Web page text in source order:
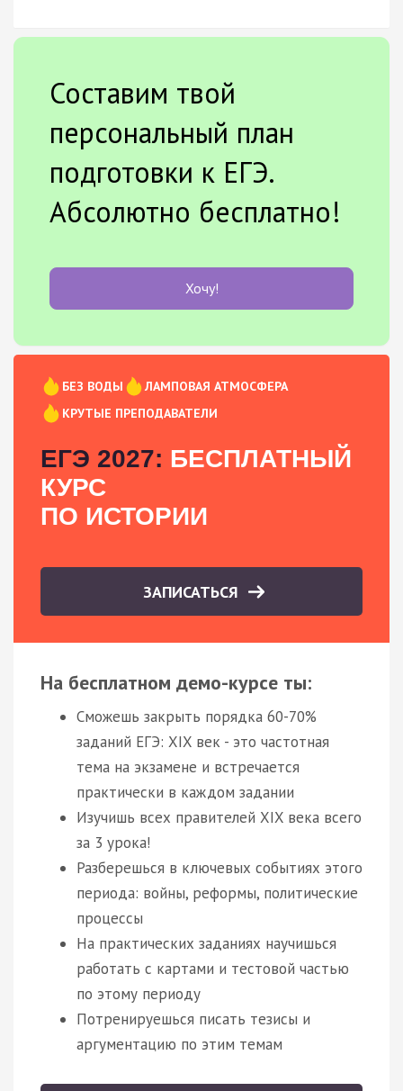
Составим твой
персональный план
подготовки к ЕГЭ.
Абсолютно бесплатно!
Хочу!
БЕЗ ВОДЫ
ЛАМПОВАЯ АТМОСФЕРА
КРУТЫЕ ПРЕПОДАВАТЕЛИ
ЕГЭ 2027: БЕСПЛАТНЫЙ
КУРС
ПО ИСТОРИИ
ЗАПИСАТЬСЯ
На бесплатном демо-курсе ты:
Сможешь закрыть порядка 60-70%
заданий ЕГЭ: XIX век - это частотная
тема на экзамене и встречается
практически в каждом задании
Изучишь всех правителей XIX века всего
за 3 урока!
Разберешься в ключевых событиях этого
периода: войны, реформы, политические
процессы
На практических заданиях научишься
работать с картами и тестовой частью
по этому периоду
Потренируешься писать тезисы и
аргументацию по этим темам